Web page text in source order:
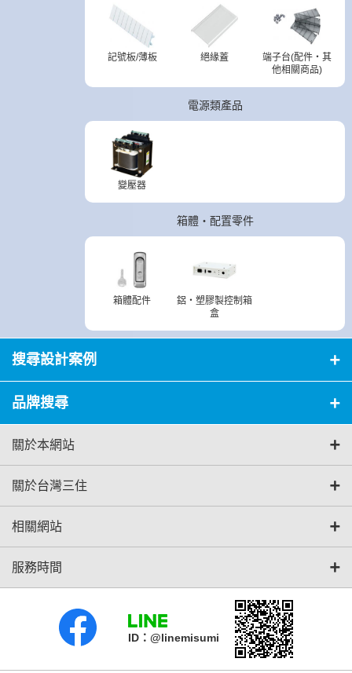
記號板/薄板 絕緣蓋
端子台(配件・其
他相關商品)
電源類產品
變壓器
箱體・配置零件
箱體配件
鋁・塑膠製控制箱
盒
搜尋設計案例
品牌搜尋
關於本網站
關於台灣三住
相關網站
服務時間
ID：@linemisumi